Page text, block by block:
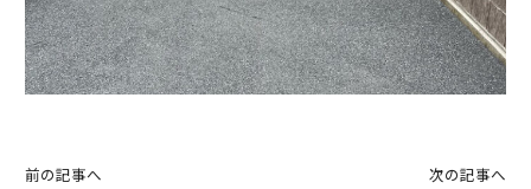
前の記事へ 次の記事へ